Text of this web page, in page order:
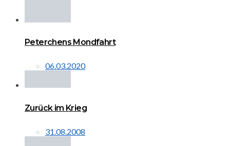
Peterchens Mondfahrt
06.03.2020
Zurück im Krieg
31.08.2008